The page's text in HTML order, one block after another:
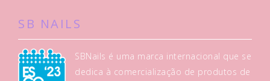
SB NAILS
SBNails é uma marca internacional que se
dedica à comercialização de produtos de